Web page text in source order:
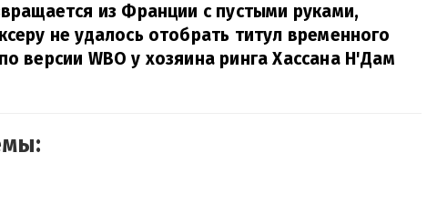
из Франции с пустыми руками,
не удалось отобрать титул временного
версии WBO у хозяина ринга Хассана Н'Дам